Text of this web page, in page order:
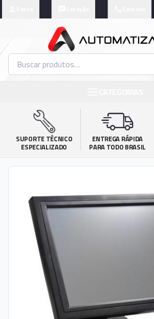
SUPORTE TÉCNICO
ESPECIALIZADO
ENTREGA RÁPIDA
PARA TODO BRASIL